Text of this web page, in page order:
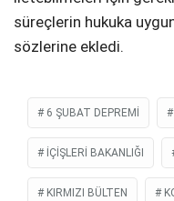
süreçlerin hukuka
sözlerine ekledi.
6 ŞUBAT DEPREMI
İÇIŞLERI BAKANLIĞI
KIRMIZI BÜLTEN